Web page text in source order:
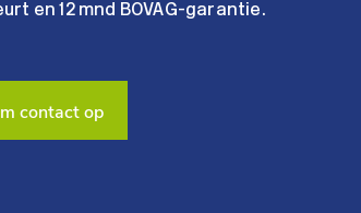
en 12 mnd BOVAG-garantie.
contact op